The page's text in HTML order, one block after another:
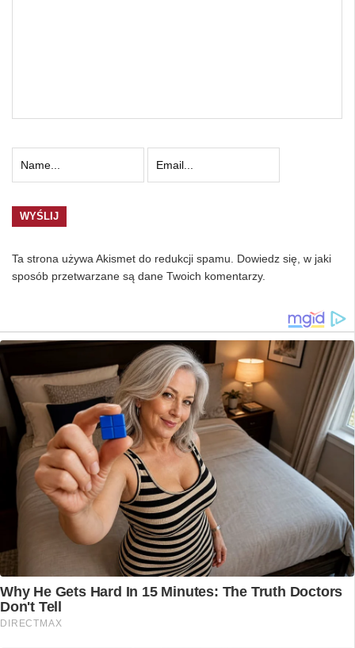
Ta strona używa Akismet do redukcji spamu. Dowiedz się, w jaki
sposób przetwarzane są dane Twoich komentarzy.